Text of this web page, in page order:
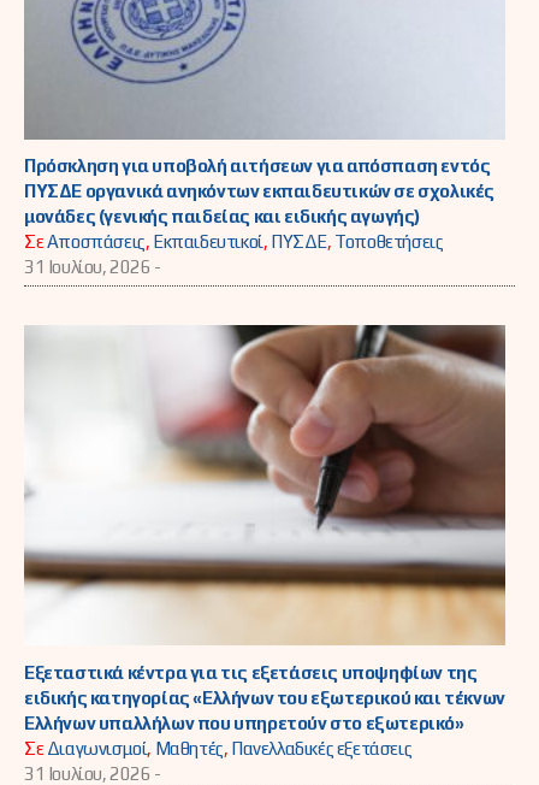
Πρόσκληση για υποβολή αιτήσεων για απόσπαση εντός
ΠΥΣΔΕ οργανικά ανηκόντων εκπαιδευτικών σε σχολικές
μονάδες (γενικής παιδείας και ειδικής αγωγής)
ΣεΑποσπάσεις, Εκπαιδευτικοί, ΠΥΣΔΕ, Τοποθετήσεις
31 Ιουλίου, 2026 -
Εξεταστικά κέντρα για τις εξετάσεις υποψηφίων της
ειδικής κατηγορίας «Ελλήνων του εξωτερικού και τέκνων
Ελλήνων υπαλλήλων που υπηρετούν στο εξωτερικό»
ΣεΔιαγωνισμοί, Μαθητές, Πανελλαδικές εξετάσεις
31 Ιουλίου, 2026 -